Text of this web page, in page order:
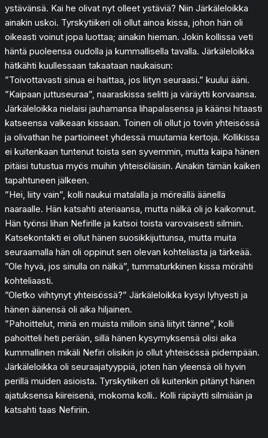
ystävänsä. Kai he olivat nyt olleet ystäviä? Niin Järkäleloikka
ainakin uskoi. Tyrskytiikeri oli ollut ainoa kissa, johon hän oli
oikeasti voinut jopa luottaa; ainakin hieman. Jokin kollissa veti
häntä puoleensa oudolla ja kummallisella tavalla. Järkäleloikka
hätkähti kuullessaan takaataan naukaisun:
”Toivottavasti sinua ei haittaa, jos liityn seuraasi.” kuului ääni.
”Kaipaan juttuseuraa”, naaraskissa selitti ja väräytti korvaansa.
Järkäleloikka nielaisi jauhamansa lihapalasensa ja käänsi hitaasti
katseensa valkeaan kissaan. Toinen oli ollut jo tovin yhteisössä
ja olivathan he partioineet yhdessä muutamia kertoja. Kollikissa
ei kuitenkaan tuntenut toista sen syvemmin, mutta kaipa hänen
pitäisi tutustua myös muihin yhteisöläisiin. Ainakin tämän kaiken
tapahtuneen jälkeen.
”Hei, liity vain”, kolli naukui matalalla ja möreällä äänellä
naaraalle. Hän katsahti ateriaansa, mutta nälkä oli jo kaikonnut.
Hän työnsi lihan Nefirille ja katsoi toista varovaisesti silmiin.
Katsekontakti ei ollut hänen suosikkijuttunsa, mutta muita
seuraamalla hän oli oppinut sen olevan kohteliasta ja tärkeää.
”Ole hyvä, jos sinulla on nälkä”, tummaturkkinen kissa mörähti
kohteliaasti.
”Oletko viihtynyt yhteisössä?” Järkäleloikka kysyi lyhyesti ja
hänen äänensä oli aika hiljainen.
”Pahoittelut, minä en muista milloin sinä liityit tänne”, kolli
pahoitteli heti perään, sillä hänen kysymyksensä olisi aika
kummallinen mikäli Nefiri olisikin jo ollut yhteisössä pidempään.
Järkäleloikka oli seuraajatyyppiä, joten hän yleensä oli hyvin
perillä muiden asioista. Tyrskytiikeri oli kuitenkin pitänyt hänen
ajatuksensa kiireisenä, mokoma kolli.. Kolli räpäytti silmiään ja
katsahti taas Nefiriin.